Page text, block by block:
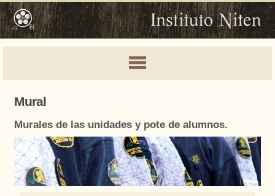
Mural
Murales de las unidades y pote de alumnos.